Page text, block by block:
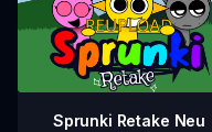
Sprunki Retake Neu